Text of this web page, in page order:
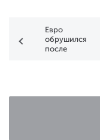
Евро
обрушился
после